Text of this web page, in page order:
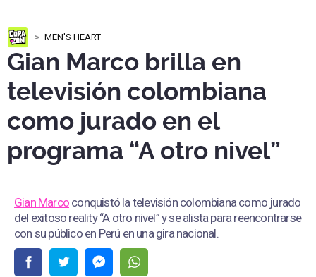
MEN'S HEART
Gian Marco brilla en
televisión colombiana
como jurado en el
programa “A otro nivel”
Gian Marco conquistó la televisión colombiana como jurado
del exitoso reality “A otro nivel” y se alista para reencontrarse
con su público en Perú en una gira nacional.